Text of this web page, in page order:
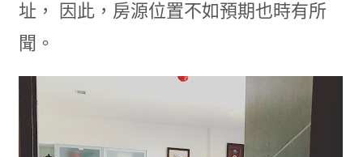
址， 因此，房源位置不如預期也時有所
聞。